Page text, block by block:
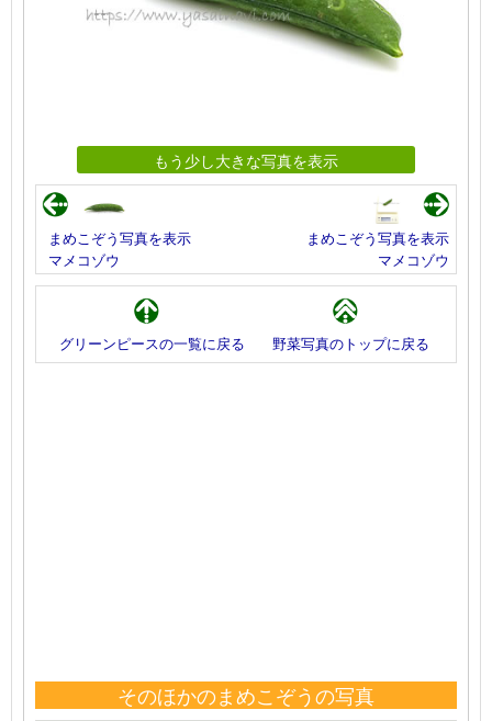
もう少し大きな写真を表示
まめこぞう写真を表示
マメコゾウ
まめこぞう写真を表示
マメコゾウ
グリーンピースの一覧に戻る 野菜写真のトップに戻る
そのほかのまめこぞうの写真